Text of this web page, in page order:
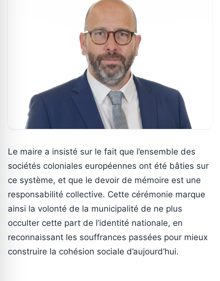
Le maire a insisté sur le fait que l’ensemble des
sociétés coloniales européennes ont été bâties sur
ce système, et que le devoir de mémoire est une
responsabilité collective. Cette cérémonie marque
ainsi la volonté de la municipalité de ne plus
occulter cette part de l’identité nationale, en
reconnaissant les souffrances passées pour mieux
construire la cohésion sociale d’aujourd’hui.